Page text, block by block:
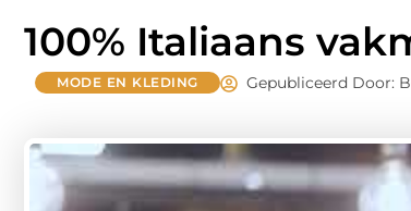
100% Italiaans
MODE EN KLEDING Gepubliceerd Door: